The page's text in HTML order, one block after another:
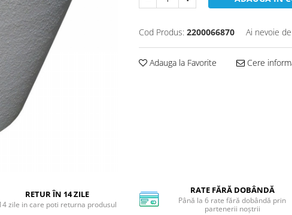
Cod Produs: 2200066870 Ai nevoie
Adauga la Favorite Cere
RETUR ÎN 14 ZILE
zile in care poti returna produsul
RATE FĂRĂ DOBÂNDĂ
Până la 6 rate fără dobândă prin
partenerii noștrii